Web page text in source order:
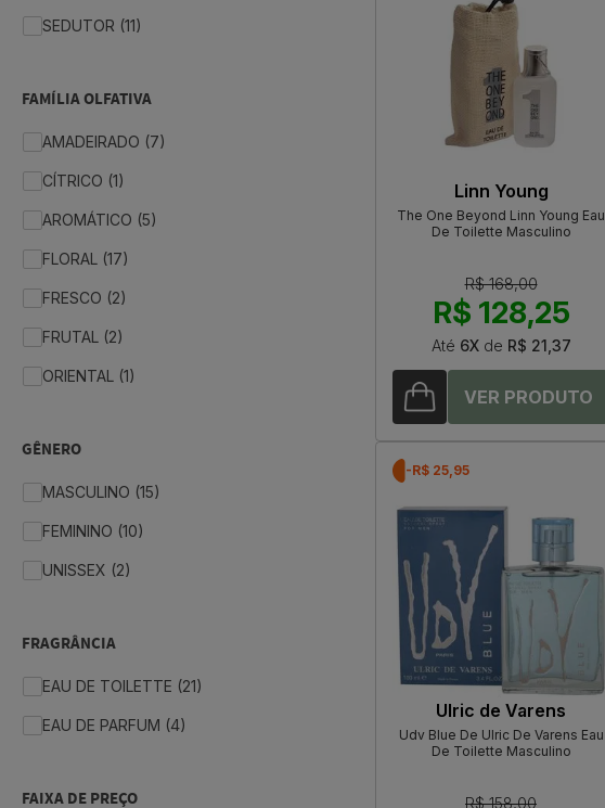
SEDUTOR (11)
FAMÍLIA OLFATIVA
AMADEIRADO (7)
CÍTRICO (1)
AROMÁTICO (5)
FLORAL (17)
FRESCO (2)
FRUTAL (2)
ORIENTAL (1)
GÊNERO
MASCULINO (15)
FEMININO (10)
UNISSEX (2)
FRAGRÂNCIA
EAU DE TOILETTE (21)
EAU DE PARFUM (4)
FAIXA DE PREÇO
Linn Young
The One Beyond Linn Young Eau
De Toilette Masculino
R$ 168,00
R$ 128,25
Até 6Xde R$ 21,37
-R$ 25,95
Ulric de Varens
Udv Blue De Ulric De Varens Eau
De Toilette Masculino
R$ 158,00